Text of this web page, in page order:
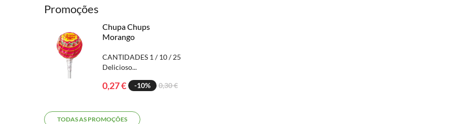
Promoções
Chupa Chups
Morango
CANTIDADES 1 / 10 / 25
Delicioso...
0,27 € -10% 0,30 €
TODAS AS PROMOÇÕES